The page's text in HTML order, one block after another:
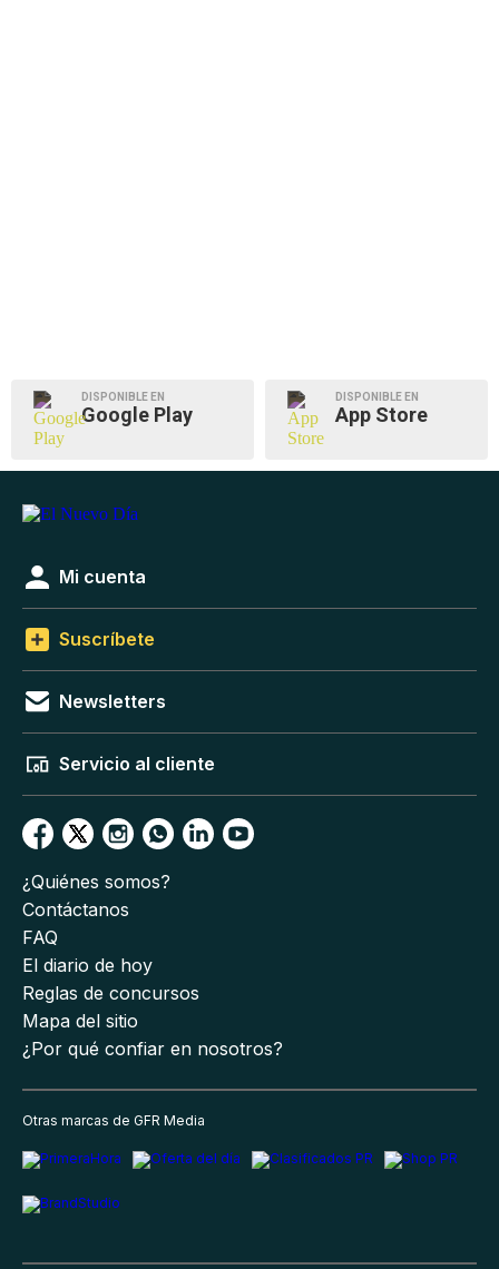
DISPONIBLE EN
Google Play
DISPONIBLE EN
App Store
Mi cuenta
Suscríbete
Newsletters
Servicio al cliente
¿Quiénes somos?
Contáctanos
FAQ
El diario de hoy
Reglas de concursos
Mapa del sitio
¿Por qué confiar en nosotros?
Otras marcas de GFR Media